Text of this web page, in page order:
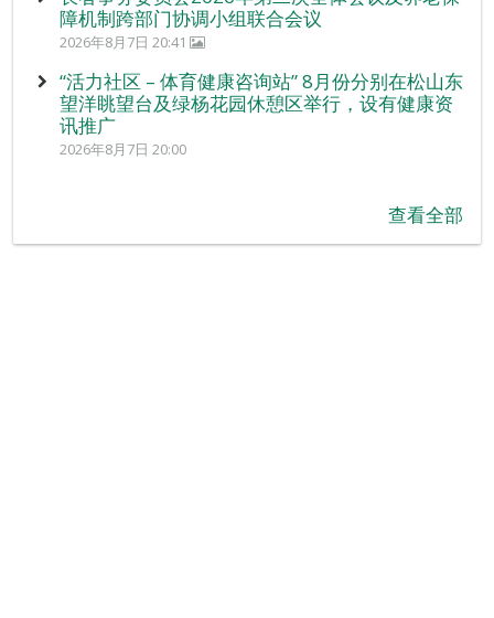
障机制跨部门协调小组联合会议
2026年8月7日 20:41
“活力社区 – 体育健康咨询站” 8月份分别在松山东
望洋眺望台及绿杨花园休憩区举行，设有健康资
讯推广
2026年8月7日 20:00
查看全部